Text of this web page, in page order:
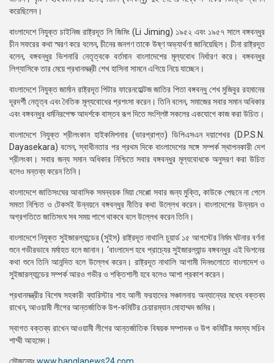
করেছিলেন।
বাংলাদেশে নিযুক্ত চাইনিজ রাষ্ট্রদূত লি জিমিং (Li Jiming) ১৯৫২ এবং ১৯৫৭ সালে বঙ্গবন্ধুর
চীন সফরের কথা স্মরণ করে বলেন, চীনের জনগণ তাকে উষ্ণ অভ্যার্থণা জানিয়েছিল। চীনা রাষ্ট্রদূত
বলেন, বঙ্গবন্ধুর ভিশনারি নেতৃত্বকে বর্তমান বাংলাদেশের মূল্যবোধ নির্ধারণ করে। বঙ্গবন্ধুর
লিগ্যাসিকে তার মেয়ে প্রধানমন্ত্রী শেখ হাসিনা সামনে এগিয়ে নিয়ে যাচ্ছেন।
বাংলাদেশে নিযুক্ত জার্মান রাষ্ট্রদূত পিটার ফারেনহোল্টজ জাতির পিতা বঙ্গবন্ধু শেখ মুজিবুর রহমানের
দূরদর্শী নেতৃত্ব এবং নৈতিক মূল্যবোধের প্রশংসা করেন। তিনি বলেন, সমাজের সবার সমান অধিকার
এবং বঙ্গবন্ধুর ধর্মনিরপেক্ষ আদর্শকে বাস্তব রূপ দিতে সংশ্লিষ্ট সকলের একযোগে কাজ করা উচিত।
বাংলাদেশে নিযুক্ত শ্রীলংকান হাইকমিশনার (ভারপ্রাপ্ত) ডিপিএসএন দয়াশেখর (D.P.S.N.
Dayasekara) বলেন, স্বাধীনতার পর প্রথম দিকে বাংলাদেশের সঙ্গে সম্পর্ক স্থাপনকারী দেশ
শ্রীলংকা। সবার জন্য সমান অধিকার নিশ্চিতে সবার বঙ্গবন্ধুর মূল্যবোধকে অনুসরণ করা উচিত
বলেও মন্তব্য করেন তিনি।
বাংলাদেশে জাতিসংঘের আবাসিক সমন্বয়ক মিয়া সেপ্পো সবার জন্য মুক্তি, কাউকে পেছনে না পেলে
সমতা নিশ্চিত ও টেকসই উন্নয়নে বঙ্গবন্ধুর নীতির কথা উল্লেখ করেন। বাংলাদেশের উন্নয়ন ও
অগ্রগতিতে জাতিসংঘ সব সময় পাশে থাকবে বলে উল্লেখ করেন তিনি।
বাংলাদেশে নিযুক্ত সুইজারল্যান্ডের (সুইস) রাষ্ট্রদূত নাথালি চুয়ার্ড ১৫ আগস্টের নির্মম ঘটনার বর্ণনা
শুনে গভীরভাবে মর্মাহত বলে জানান। ‘বাংলাদেশ হবে প্রাচ্যের সুইজারল্যান্ড বঙ্গবন্ধুর এই ভিশনের
কথা শুনে তিনি আনন্দিত বলে উল্লেখ করেন। রাষ্ট্রদূত নাথালি আগামী দিনগুলোতে বাংলাদেশ ও
সুইজারল্যান্ডের সম্পর্ক আরও গভীর ও শক্তিশালী হবে বলেও আশা প্রকাশ করেন।
প্রধানমন্ত্রীর বিশেষ সহকারী ব্যারিস্টার শাহ আলী ফরহাদের সঞ্চালনায় অন্যান্যের মধ্যে বক্তব্য
রাখেন, আওয়ামী লীগের আন্তর্জাতিক উপ-কমিটির চেয়ারম্যান মোহাম্মদ জমির।
স্বাগত বক্তব্য রাখেন আওয়ামী লীগের আন্তর্জাতিক বিষয়ক সম্পাদক ও উপ কমিটির সদস্য সচিব
শাম্মী আহমেদ।